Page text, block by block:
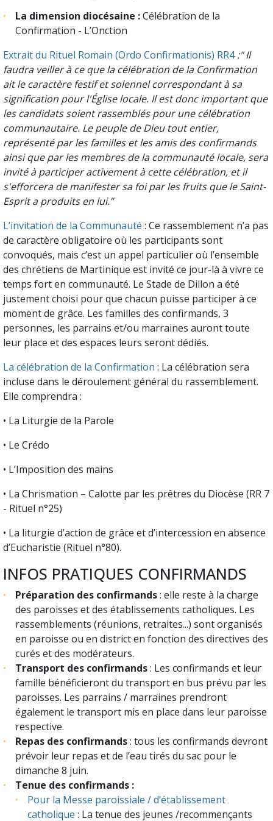
La dimension diocésaine :Célébration de la
Confirmation - L’Onction
Extrait du Rituel Romain (Ordo Confirmationis) RR4 :" Il
faudra veiller à ce que la célébration de la Confirmation
ait le caractère festif et solennel correspondant à sa
signification pour l'Église locale. Il est donc important que
les candidats soient rassemblés pour une célébration
communautaire. Le peuple de Dieu tout entier,
représenté par les familles et les amis des confirmands
ainsi que par les membres de la communauté locale, sera
invité à participer activement à cette célébration, et il
s'efforcera de manifester sa foi par les fruits que le Saint-
Esprit a produits en lui.”
L’invitation de la Communauté : Ce rassemblement n’a pas
de caractère obligatoire où les participants sont
convoqués, mais c’est un appel particulier où l’ensemble
des chrétiens de Martinique est invité ce jour-là à vivre ce
temps fort en communauté. Le Stade de Dillon a été
justement choisi pour que chacun puisse participer à ce
moment de grâce. Les familles des confirmands, 3
personnes, les parrains et/ou marraines auront toute
leur place et des espaces leurs seront dédiés.
La célébration de la Confirmation : La célébration sera
incluse dans le déroulement général du rassemblement.
Elle comprendra :
• La Liturgie de la Parole
• Le Crédo
• L’Imposition des mains
• La Chrismation – Calotte par les prêtres du Diocèse (RR 7
- Rituel n°25)
• La liturgie d’action de grâce et d’intercession en absence
d’Eucharistie (Rituel n°80).
INFOS PRATIQUES CONFIRMANDS
Préparation des confirmands: elle reste à la charge
des paroisses et des établissements catholiques. Les
rassemblements (réunions, retraites...) sont organisés
en paroisse ou en district en fonction des directives des
curés et des modérateurs.
Transport des confirmands: Les confirmands et leur
famille bénéficieront du transport en bus prévu par les
paroisses. Les parrains / marraines prendront
également le transport mis en place dans leur paroisse
respective.
Repas des confirmands: tous les confirmands devront
prévoir leur repas et de l’eau tirés du sac pour le
dimanche 8 juin.
Tenue des confirmands :
Pour la Messe paroissiale / d’établissement
catholique : La tenue des jeunes /recommençants